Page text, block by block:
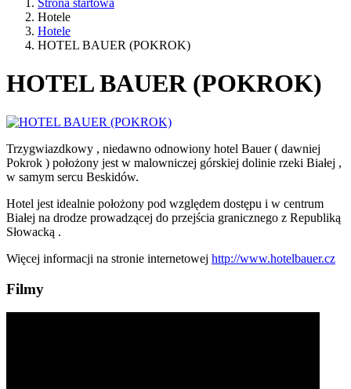
Strona startowa
Hotele
Hotele
HOTEL BAUER (POKROK)
HOTEL BAUER (POKROK)
Trzygwiazdkowy , niedawno odnowiony hotel Bauer ( dawniej
Pokrok ) położony jest w malowniczej górskiej dolinie rzeki Białej ,
w samym sercu Beskidów.
Hotel jest idealnie położony pod względem dostępu i w centrum
Białej na drodze prowadzącej do przejścia granicznego z Republiką
Słowacką .
Więcej informacji na stronie internetowej http://www.hotelbauer.cz
Filmy